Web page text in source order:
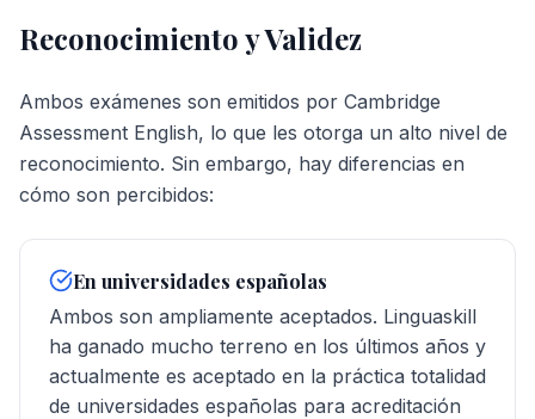
Reconocimiento y Validez
Ambos exámenes son emitidos por Cambridge
Assessment English, lo que les otorga un alto nivel de
reconocimiento. Sin embargo, hay diferencias en
cómo son percibidos:
En universidades españolas
Ambos son ampliamente aceptados. Linguaskill
ha ganado mucho terreno en los últimos años y
actualmente es aceptado en la práctica totalidad
de universidades españolas para acreditación